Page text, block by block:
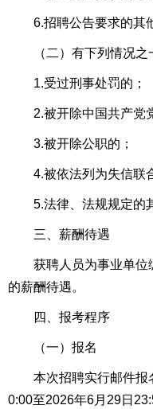
6.招聘公告要求的其他
（二）有下列情况之
1.受过刑事处罚的；
2.被开除中国共产党党
3.被开除公职的；
4.被依法列为失信联合
5.法律、法规规定的其
三、薪酬待遇
获聘人员为事业单位
的薪酬待遇。
四、报考程序
（一）报名
本次招聘实行邮件报
0:00至2026年6月29日